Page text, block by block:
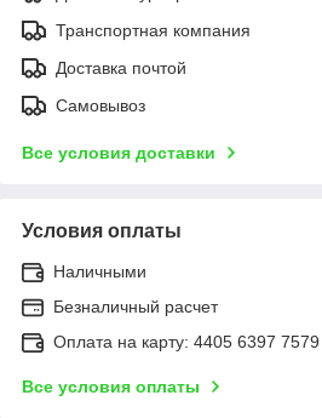
Транспортная компания
Доставка почтой
Самовывоз
Все условия доставки
Условия оплаты
Наличными
Безналичный расчет
Оплата на карту: 4405 6397
Все условия оплаты